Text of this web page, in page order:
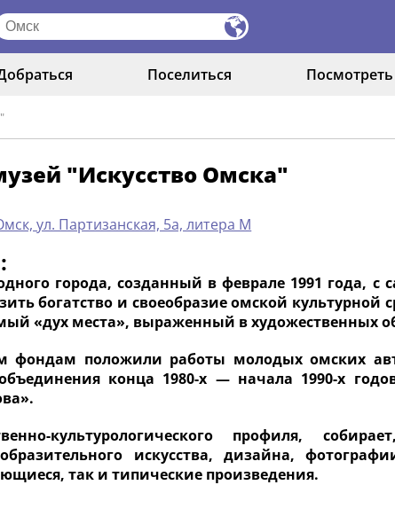
Поселиться Посмотреть
"Искусство Омска"
ул. Партизанская, 5а, литера М
города, созданный в феврале 1991 года, с
богатство и своеобразие омской
«дух места», выраженный в художественных
фондам положили работы молодых омских
конца 1980-х — начала 1990-х
культурологического профиля,
искусства, дизайна,
так и типические произведения.